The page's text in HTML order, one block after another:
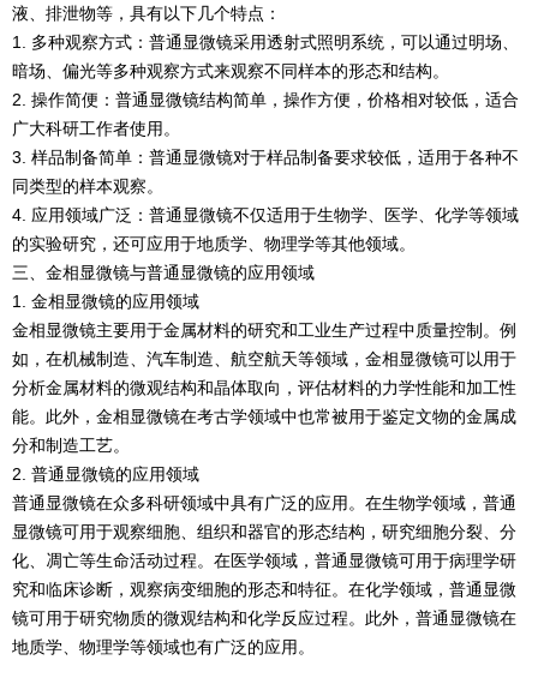
液、排泄物等，具有以下几个特点：
1. 多种观察方式：普通显微镜采用透射式照明系统，可以通过明场、
暗场、偏光等多种观察方式来观察不同样本的形态和结构。
2. 操作简便：普通显微镜结构简单，操作方便，价格相对较低，适合
广大科研工作者使用。
3. 样品制备简单：普通显微镜对于样品制备要求较低，适用于各种不
同类型的样本观察。
4. 应用领域广泛：普通显微镜不仅适用于生物学、医学、化学等领域
的实验研究，还可应用于地质学、物理学等其他领域。
三、金相显微镜与普通显微镜的应用领域
1. 金相显微镜的应用领域
金相显微镜主要用于金属材料的研究和工业生产过程中质量控制。例
如，在机械制造、汽车制造、航空航天等领域，金相显微镜可以用于
分析金属材料的微观结构和晶体取向，评估材料的力学性能和加工性
能。此外，金相显微镜在考古学领域中也常被用于鉴定文物的金属成
分和制造工艺。
2. 普通显微镜的应用领域
普通显微镜在众多科研领域中具有广泛的应用。在生物学领域，普通
显微镜可用于观察细胞、组织和器官的形态结构，研究细胞分裂、分
化、凋亡等生命活动过程。在医学领域，普通显微镜可用于病理学研
究和临床诊断，观察病变细胞的形态和特征。在化学领域，普通显微
镜可用于研究物质的微观结构和化学反应过程。此外，普通显微镜在
地质学、物理学等领域也有广泛的应用。